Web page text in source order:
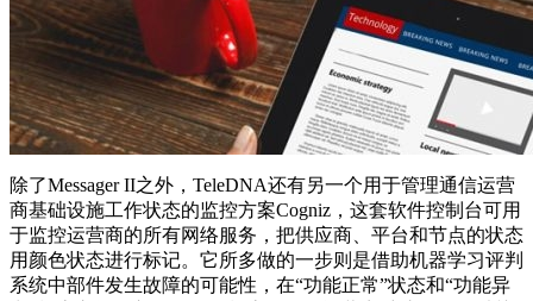
除了Messager II之外，TeleDNA还有另一个用于管理通信运营
商基础设施工作状态的监控方案Cogniz，这套软件控制台可用
于监控运营商的所有网络服务，把供应商、平台和节点的状态
用颜色状态进行标记。它所多做的一步则是借助机器学习评判
系统中部件发生故障的可能性，在“功能正常”状态和“功能异